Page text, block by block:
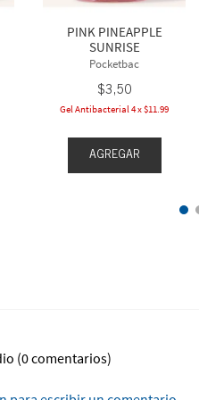
PINK PINEAPPLE
SUNRISE
Pocketbac
$3,50
Gel Antibacterial 4 x $11.99
AGREGAR
(0 comentarios)